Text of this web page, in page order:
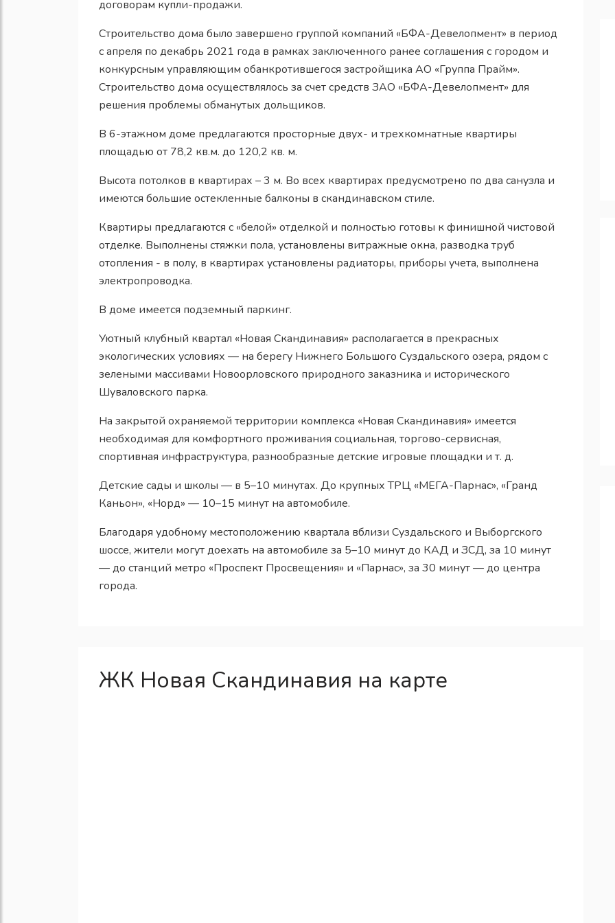
договорам купли-продажи.
Строительство дома было завершено группой компаний «БФА-Девелопмент» в период
с апреля по декабрь 2021 года в рамках заключенного ранее соглашения с городом и
конкурсным управляющим обанкротившегося застройщика АО «Группа Прайм».
Строительство дома осуществлялось за счет средств ЗАО «БФА-Девелопмент» для
решения проблемы обманутых дольщиков.
В 6-этажном доме предлагаются просторные двух- и трехкомнатные квартиры
площадью от 78,2 кв.м. до 120,2 кв. м.
Высота потолков в квартирах – 3 м. Во всех квартирах предусмотрено по два санузла и
имеются большие остекленные балконы в скандинавском стиле.
Квартиры предлагаются с «белой» отделкой и полностью готовы к финишной чистовой
отделке. Выполнены стяжки пола, установлены витражные окна, разводка труб
отопления - в полу, в квартирах установлены радиаторы, приборы учета, выполнена
электропроводка.
В доме имеется подземный паркинг.
Уютный клубный квартал «Новая Скандинавия» располагается в прекрасных
экологических условиях — на берегу Нижнего Большого Суздальского озера, рядом с
зелеными массивами Новоорловского природного заказника и исторического
Шуваловского парка.
На закрытой охраняемой территории комплекса «Новая Скандинавия» имеется
необходимая для комфортного проживания социальная, торгово-сервисная,
спортивная инфраструктура, разнообразные детские игровые площадки и т. д.
Детские сады и школы — в 5–10 минутах. До крупных ТРЦ «МЕГА-Парнас», «Гранд
Каньон», «Норд» — 10–15 минут на автомобиле.
Благодаря удобному местоположению квартала вблизи Суздальского и Выборгского
шоссе, жители могут доехать на автомобиле за 5–10 минут до КАД и ЗСД, за 10 минут
— до станций метро «Проспект Просвещения» и «Парнас», за 30 минут — до центра
города.
ЖК Новая Скандинавия на карте